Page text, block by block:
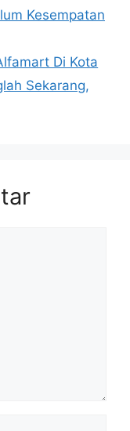
Kesempatan
Di Kota
Sekarang,